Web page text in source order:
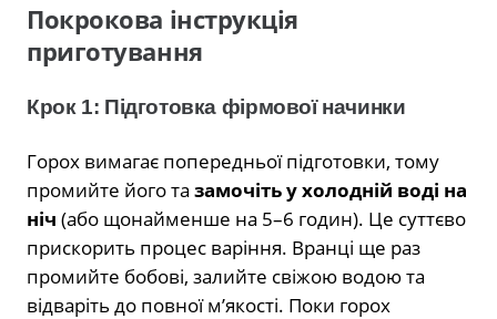
Покрокова інструкція
приготування
Крок 1: Підготовка фірмової начинки
Горох вимагає попередньої підготовки, тому
промийте його та замочіть у холодній воді на
ніч (або щонайменше на 5–6 годин). Це суттєво
прискорить процес варіння. Вранці ще раз
промийте бобові, залийте свіжою водою та
відваріть до повної м’якості. Поки горох